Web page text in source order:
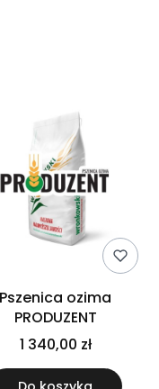
Pszenica ozima
PRODUZENT
1 340,00 zł